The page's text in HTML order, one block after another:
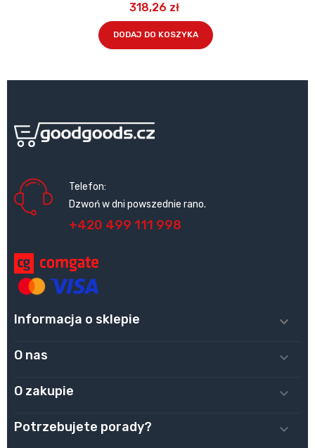
318,26 zł
DODAJ DO KOSZYKA
Telefon:
Dzwoń w dni powszednie rano.
+420 499 111 998
Informacja o sklepie 
O nas 
O zakupie 
Potrzebujete porady? 